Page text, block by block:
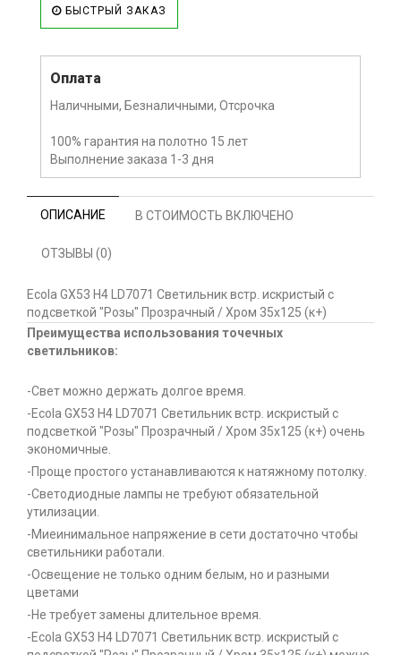
БЫСТРЫЙ ЗАКАЗ
Оплата
Наличными, Безналичными, Отсрочка
100% гарантия на полотно 15 лет
Выполнение заказа 1-3 дня
ОПИСАНИЕ В СТОИМОСТЬ ВКЛЮЧЕНО
ОТЗЫВЫ (0)
Ecola GX53 H4 LD7071 Светильник встр. искристый с
подсветкой "Розы" Прозрачный / Хром 35x125 (к+)
Преимущества использования точечных
светильников:
-Свет можно держать долгое время.
-Ecola GX53 H4 LD7071 Светильник встр. искристый с
подсветкой "Розы" Прозрачный / Хром 35x125 (к+) очень
экономичные.
-Проще простого устанавливаются к натяжному потолку.
-Светодиодные лампы не требуют обязательной
утилизации.
-Миеинимальное напряжение в сети достаточно чтобы
светильники работали.
-Освещение не только одним белым, но и разными
цветами
-Не требует замены длительное время.
-Ecola GX53 H4 LD7071 Светильник встр. искристый с